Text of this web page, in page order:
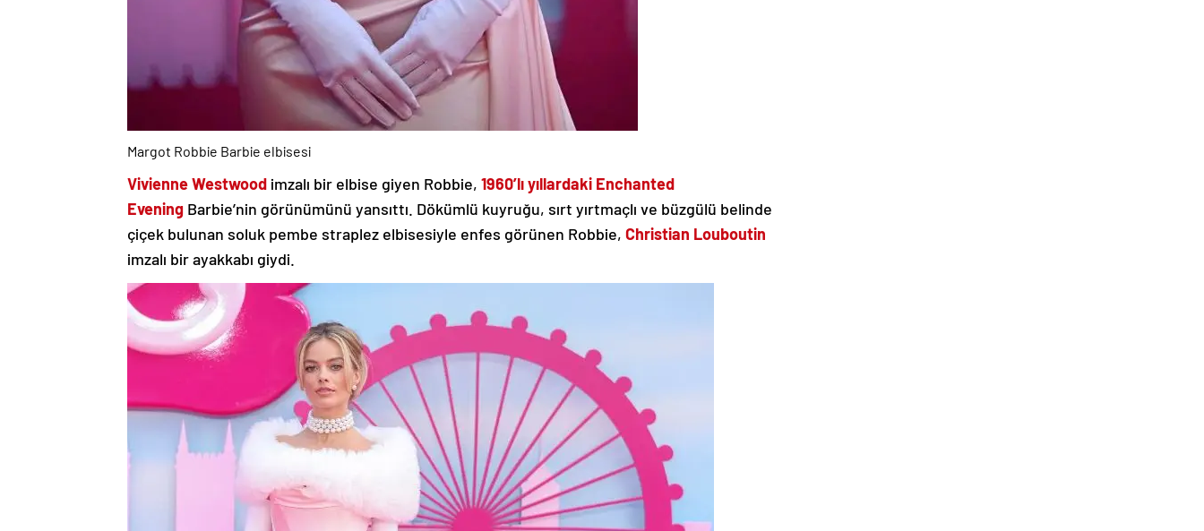
Margot Robbie Barbie elbisesi
Vivienne Westwood imzalı bir elbise giyen Robbie, 1960’lı yıllardaki Enchanted
Evening Barbie’nin görünümünü yansıttı. Dökümlü kuyruğu, sırt yırtmaçlı ve büzgülü belinde
çiçek bulunan soluk pembe straplez elbisesiyle enfes görünen Robbie, Christian Louboutin
imzalı bir ayakkabı giydi.